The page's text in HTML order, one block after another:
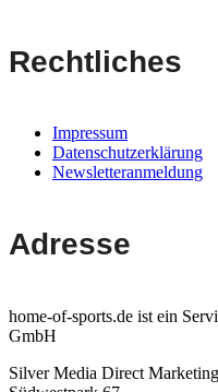
Rechtliches
Impressum
Datenschutzerklärung
Newsletteranmeldung
Adresse
home-of-sports.de ist ein
GmbH
Silver Media Direct Marketing